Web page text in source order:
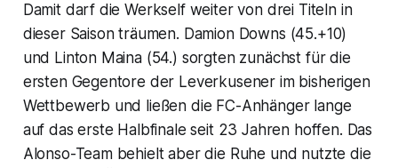
Damit darf die Werkself weiter von drei Titeln in
dieser Saison träumen. Damion Downs (45.+10)
und Linton Maina (54.) sorgten zunächst für die
ersten Gegentore der Leverkusener im bisherigen
Wettbewerb und ließen die FC-Anhänger lange
auf das erste Halbfinale seit 23 Jahren hoffen. Das
Alonso-Team behielt aber die Ruhe und nutzte die